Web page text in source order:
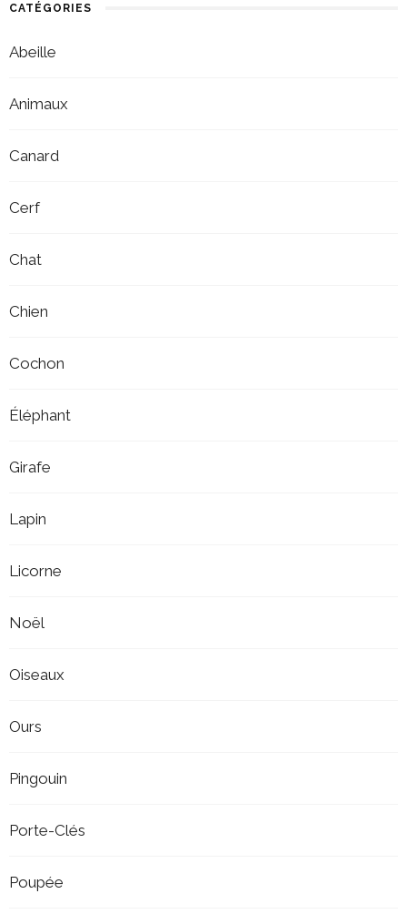
CATÉGORIES
Abeille
Animaux
Canard
Cerf
Chat
Chien
Cochon
Éléphant
Girafe
Lapin
Licorne
Noël
Oiseaux
Ours
Pingouin
Porte-Clés
Poupée